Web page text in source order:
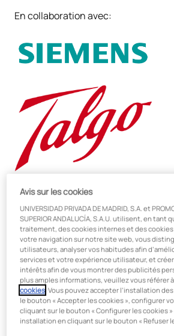
En collaboration avec:
Qu'allez-vous
cadre du master «
numériques » ?
Le master universitaire en jumeaux
artificielle pour l'industrie vous prépare à
gérer des solutions de pointe qui
secteur industriel. Grâce à une
développéeen collaboration avec
Avis sur les cookies
UNIVERSIDAD PRIVADA DE MADRID, S.A. et
SUPERIOR ANDALUCÍA, S.A.U. utilisent, en tant
traitement, des cookies internes et des
votre navigation sur notre site web, vous
utilisateurs, analyser vos habitudes afin
services et votre expérience utilisateur, et
intérêts afin de vous montrer des publicités
plus amples informations, veuillez vous référer
cookies . Vous pouvez accepter l’installation
le bouton « Accepter les cookies », configurer
cliquant sur le bouton « Configurer les cookies
installation en cliquant sur le bouton « Refuser